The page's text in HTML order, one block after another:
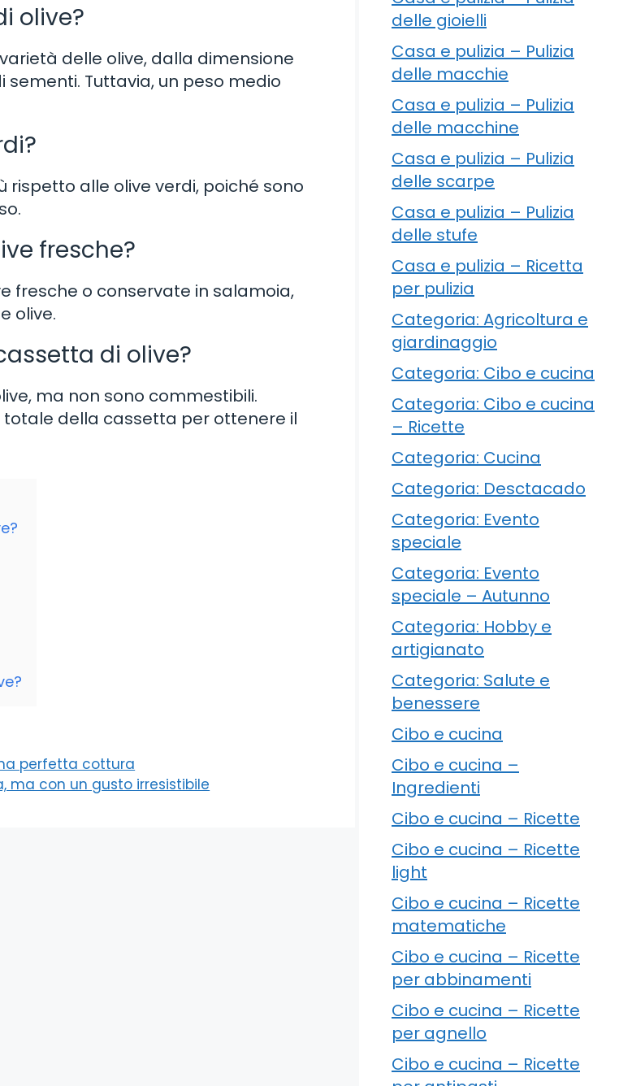
olive?
delle olive, dalla dimensione
sementi. Tuttavia, un peso medio
alle olive verdi, poiché sono
fresche?
fresche o conservate in salamoia,
olive.
di olive?
ma non sono commestibili.
della cassetta per ottenere il
perfetta cottura
ma con un gusto irresistibile
delle gioielli
Casa e pulizia – Pulizia
delle macchie
Casa e pulizia – Pulizia
delle macchine
Casa e pulizia – Pulizia
delle scarpe
Casa e pulizia – Pulizia
delle stufe
Casa e pulizia – Ricetta
per pulizia
Categoria: Agricoltura e
giardinaggio
Categoria: Cibo e cucina
Categoria: Cibo e cucina
– Ricette
Categoria: Cucina
Categoria: Desctacado
Categoria: Evento
speciale
Categoria: Evento
speciale – Autunno
Categoria: Hobby e
artigianato
Categoria: Salute e
benessere
Cibo e cucina
Cibo e cucina –
Ingredienti
Cibo e cucina – Ricette
Cibo e cucina – Ricette
light
Cibo e cucina – Ricette
matematiche
Cibo e cucina – Ricette
per abbinamenti
Cibo e cucina – Ricette
per agnello
Cibo e cucina – Ricette